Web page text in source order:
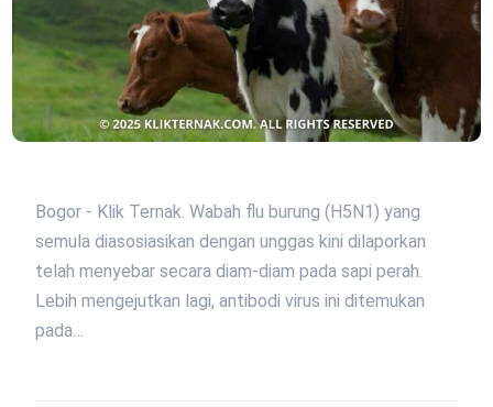
Bogor - Klik Ternak. Wabah flu burung (H5N1) yang
semula diasosiasikan dengan unggas kini dilaporkan
telah menyebar secara diam-diam pada sapi perah.
Lebih mengejutkan lagi, antibodi virus ini ditemukan
pada…